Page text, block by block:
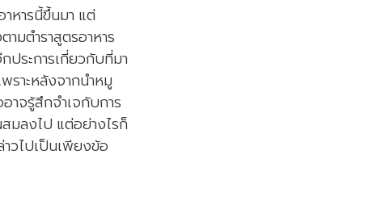
หารนี้ขึ้นมา แต่
มตำราสูตรอาหาร
ระการเกี่ยวกับที่มา
ราะหลังจากนำหมู
าจรู้สึกจำเจกับการ
มลงไป แต่อย่างไรก็
วไปเป็นเพียงข้อ